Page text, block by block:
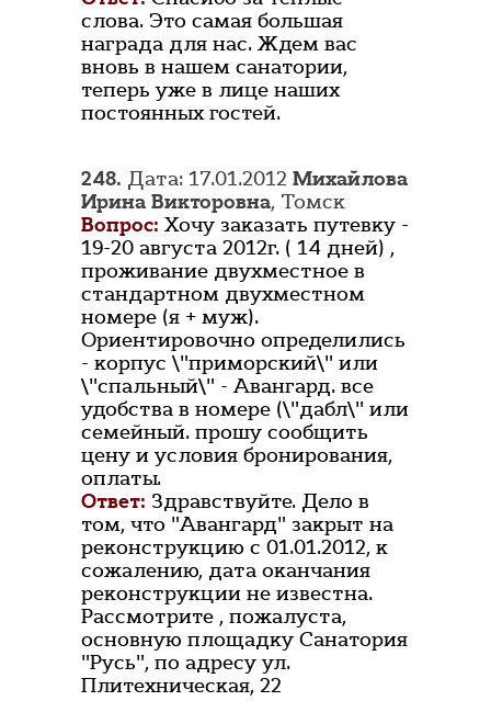
слова. Это самая большая
награда для нас. Ждем вас
вновь в нашем санатории,
теперь уже в лице наших
постоянных гостей.
248. Дата: 17.01.2012 Михайлова
Ирина Викторовна, Томск
Вопрос: Хочу заказать путевку -
19-20 августа 2012г. ( 14 дней) ,
проживание двухместное в
стандартном двухместном
номере (я + муж).
Ориентировочно определились
- корпус \"приморский\" или
\"спальный\" - Авангард. все
удобства в номере (\"дабл\" или
семейный. прошу сообщить
цену и условия бронирования,
оплаты.
Ответ: Здравствуйте. Дело в
том, что "Авангард" закрыт на
реконструкцию с 01.01.2012, к
сожалению, дата оканчания
реконструкции не известна.
Рассмотрите , пожалуста,
основную площадку Санатория
"Русь", по адресу ул.
Плитехническая, 22